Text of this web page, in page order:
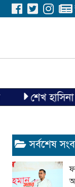
শেখ হাসিনা
সর্বশেষ